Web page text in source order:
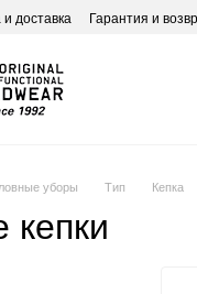
контенту
доставка Гарантия и
уборы Тип Кепка
кепки